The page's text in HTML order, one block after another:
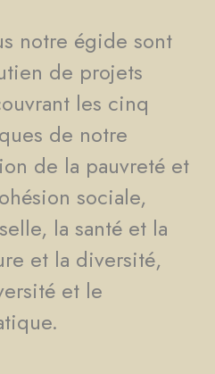
notre égide sont
de projets
les cinq
de notre
de la pauvreté et
sociale,
la santé et la
et la diversité,
et le